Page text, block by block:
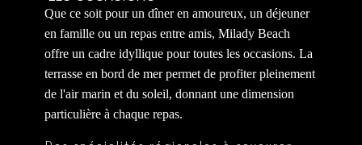
Que ce soit pour un dîner en amoureux, un déjeuner
en famille ou un repas entre amis, Milady Beach
offre un cadre idyllique pour toutes les occasions. La
terrasse en bord de mer permet de profiter pleinement
de l'air marin et du soleil, donnant une dimension
particulière à chaque repas.